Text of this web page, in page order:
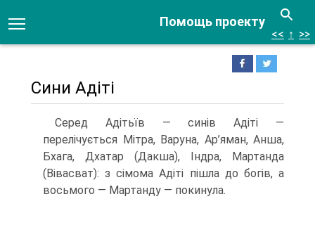
Помощь проекту
<< ↑ >>
Сини Адіті
Серед Адітьїв — синів Адіті —
перелічується Мітра, Варуна, Ар’яман, Анша,
Бхага, Дхатар (Дакша), Індра, Мартанда
(Вівасват): з сімома Адіті пішла до богів, а
вось­мого — Мартанду — покинула.